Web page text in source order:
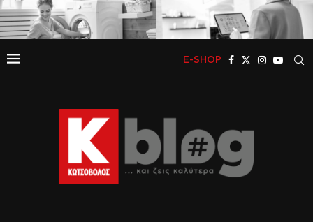
E-SHOP